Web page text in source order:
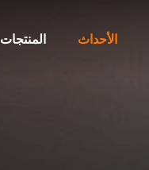
المنتجات الأحداث